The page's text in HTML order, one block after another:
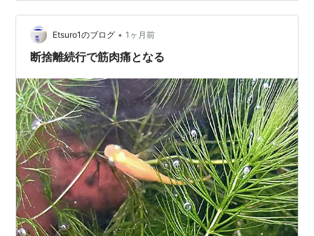
Etsuro1のブログ • 1ヶ月前
断捨離続行で筋肉痛となる